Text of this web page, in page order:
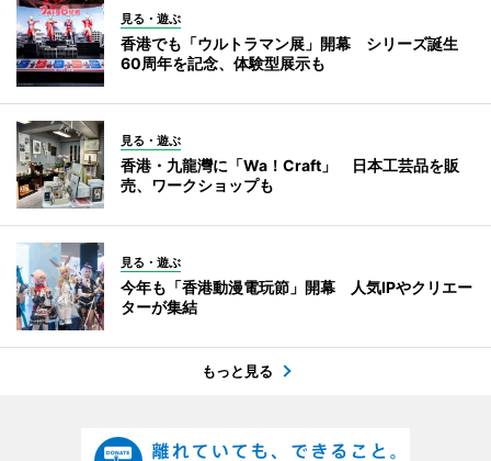
見る・遊ぶ
香港でも「ウルトラマン展」開幕 シリーズ誕生
60周年を記念、体験型展示も
見る・遊ぶ
香港・九龍灣に「Wa！Craft」 日本工芸品を販
売、ワークショップも
見る・遊ぶ
今年も「香港動漫電玩節」開幕 人気IPやクリエー
ターが集結
もっと見る